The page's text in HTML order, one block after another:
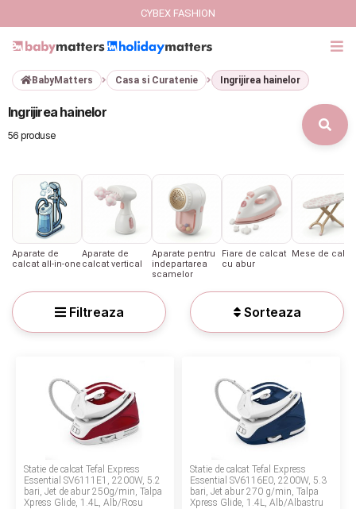
GIFT CARD
Branduri
CARUCIOARE COPII
CAMERA COPILULUI
JUCARII
MARSUPII BEBELUSI
CYBEX FASHION
BabyMatters Casa si Curatenie Ingrijirea hainelor
Ingrijirea hainelor
56 produse
Aparate de
calcat all-in-one
Aparate de
calcat vertical
Aparate pentru
indepartarea
scamelor
Fiare de calcat
cu abur
Mese de
Filtreaza Sorteaza
Statie de calcat Tefal Express
Essential SV6111E1, 2200W, 5.2
bari, Jet de abur 250g/min, Talpa
Xpress Glide, 1.4L, Alb/Rosu
Statie de calcat Tefal Express
Essential SV6116E0, 2200W, 5.3
bari, Jet abur 270 g/min, Talpa
Xpress Glide, 1.4L, Alb/Albastru